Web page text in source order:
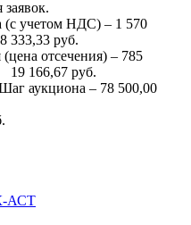
заявок.
(с учетом НДС) – 1 570
333,33 руб.
отсечения) – 785
166,67 руб.
аукциона – 78 500,00
АСТ